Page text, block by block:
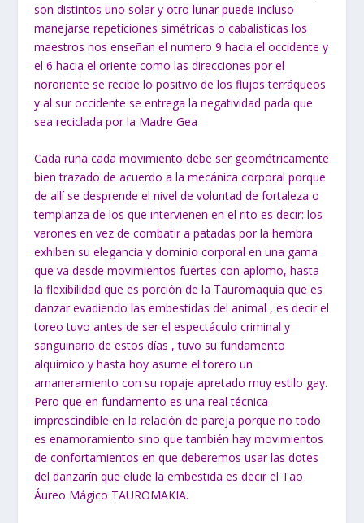
son distintos uno solar y otro lunar puede incluso
manejarse repeticiones simétricas o cabalísticas los
maestros nos enseñan el numero 9 hacia el occidente y
el 6 hacia el oriente como las direcciones por el
nororiente se recibe lo positivo de los flujos terráqueos
y al sur occidente se entrega la negatividad pada que
sea reciclada por la Madre Gea
Cada runa cada movimiento debe ser geométricamente
bien trazado de acuerdo a la mecánica corporal porque
de allí se desprende el nivel de voluntad de fortaleza o
templanza de los que intervienen en el rito es decir: los
varones en vez de combatir a patadas por la hembra
exhiben su elegancia y dominio corporal en una gama
que va desde movimientos fuertes con aplomo, hasta
la flexibilidad que es porción de la Tauromaquia que es
danzar evadiendo las embestidas del animal , es decir el
toreo tuvo antes de ser el espectáculo criminal y
sanguinario de estos días , tuvo su fundamento
alquímico y hasta hoy asume el torero un
amaneramiento con su ropaje apretado muy estilo gay.
Pero que en fundamento es una real técnica
imprescindible en la relación de pareja porque no todo
es enamoramiento sino que también hay movimientos
de confortamientos en que deberemos usar las dotes
del danzarín que elude la embestida es decir el Tao
Áureo Mágico TAUROMAKIA.